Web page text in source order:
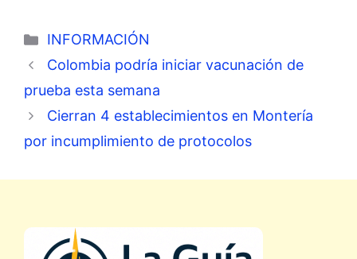
Categorías
INFORMACIÓN
Colombia podría iniciar vacunación de
prueba esta semana
Cierran 4 establecimientos en Montería
por incumplimiento de protocolos